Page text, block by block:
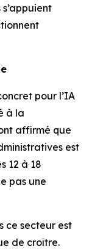
pour l’IA
à la
affirmé que
est
12 à 18
pas une
ce secteur est
de croître.